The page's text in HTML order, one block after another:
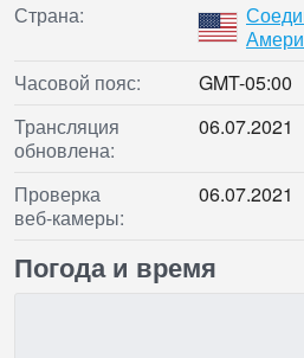
Страна:
Часовой пояс:
GMT-05:00
Трансляция
обновлена:
06.07.2021
Проверка
веб‑камеры:
06.07.2021
Погода и время